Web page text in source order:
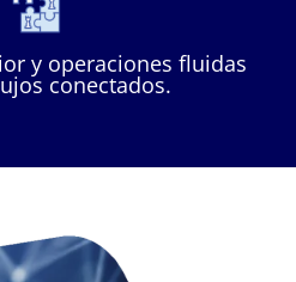
y operaciones fluidas
conectados.